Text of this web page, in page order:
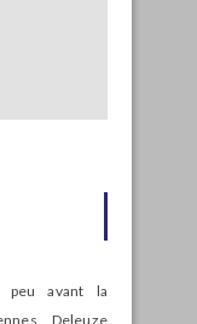
peu avant la
Deleuze